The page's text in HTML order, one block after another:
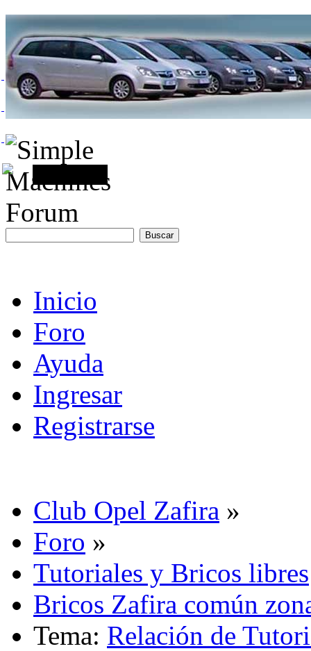
Inicio
Foro
Ayuda
Ingresar
Registrarse
Club Opel Zafira »
Foro »
Tutoriales y Bricos libres
Bricos Zafira común
Tema: Relación de